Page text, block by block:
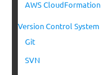
AWS CloudFormation
Version Control System
Git
SVN